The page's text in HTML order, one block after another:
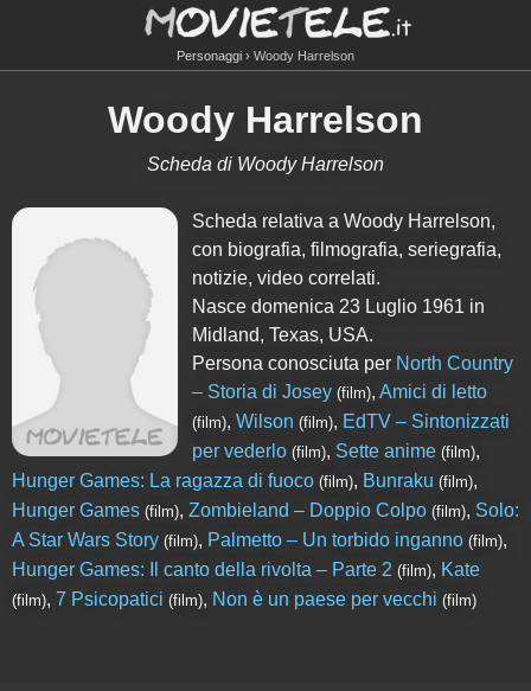
Personaggi Woody Harrelson
Woody Harrelson
Scheda di Woody Harrelson
Scheda relativa a Woody Harrelson,
con biografia, filmografia, seriegrafia,
notizie, video correlati.
Nasce domenica 23 Luglio 1961 in
Midland, Texas, USA.
Persona conosciuta per North Country
– Storia di Josey (film),Amici di letto
(film),Wilson (film), EdTV – Sintonizzati
per vederlo (film), Sette anime (film),
Hunger Games: La ragazza di fuoco (film), Bunraku (film),
Hunger Games (film), Zombieland – Doppio Colpo (film), Solo:
A Star Wars Story (film), Palmetto – Un torbido inganno (film),
Hunger Games: Il canto della rivolta – Parte 2 (film), Kate
(film), 7 Psicopatici (film), Non è un paese per vecchi (film)